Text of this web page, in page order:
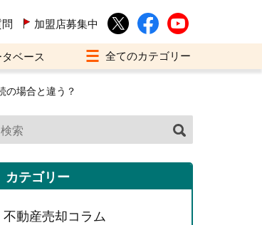
加盟店募集中
ベース
の場合と違う？
カテゴリー
不動産売却コラム